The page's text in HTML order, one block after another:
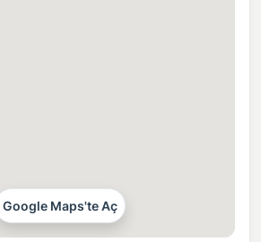
Google Maps'te Aç